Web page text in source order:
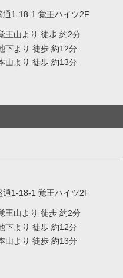
1-18-1 覚王ハイツ2F
王山より 徒歩 約2分
下より 徒歩 約12分
山より 徒歩 約13分
1-18-1 覚王ハイツ2F
王山より 徒歩 約2分
下より 徒歩 約12分
山より 徒歩 約13分